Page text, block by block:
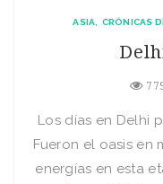
ASIA CRÓNICAS
Los días en Delhi
Fueron el oasis en
energías en esta